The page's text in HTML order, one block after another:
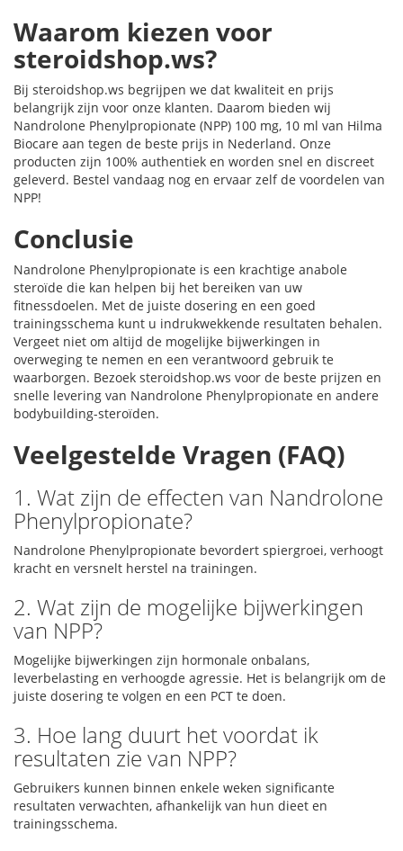
Waarom kiezen voor
steroidshop.ws?
Bij steroidshop.ws begrijpen we dat kwaliteit en prijs
belangrijk zijn voor onze klanten. Daarom bieden wij
Nandrolone Phenylpropionate (NPP) 100 mg, 10 ml van Hilma
Biocare aan tegen de beste prijs in Nederland. Onze
producten zijn 100% authentiek en worden snel en discreet
geleverd. Bestel vandaag nog en ervaar zelf de voordelen van
NPP!
Conclusie
Nandrolone Phenylpropionate is een krachtige anabole
steroïde die kan helpen bij het bereiken van uw
fitnessdoelen. Met de juiste dosering en een goed
trainingsschema kunt u indrukwekkende resultaten behalen.
Vergeet niet om altijd de mogelijke bijwerkingen in
overweging te nemen en een verantwoord gebruik te
waarborgen. Bezoek steroidshop.ws voor de beste prijzen en
snelle levering van Nandrolone Phenylpropionate en andere
bodybuilding-steroïden.
Veelgestelde Vragen (FAQ)
1. Wat zijn de effecten van Nandrolone
Phenylpropionate?
Nandrolone Phenylpropionate bevordert spiergroei, verhoogt
kracht en versnelt herstel na trainingen.
2. Wat zijn de mogelijke bijwerkingen
van NPP?
Mogelijke bijwerkingen zijn hormonale onbalans,
leverbelasting en verhoogde agressie. Het is belangrijk om de
juiste dosering te volgen en een PCT te doen.
3. Hoe lang duurt het voordat ik
resultaten zie van NPP?
Gebruikers kunnen binnen enkele weken significante
resultaten verwachten, afhankelijk van hun dieet en
trainingsschema.